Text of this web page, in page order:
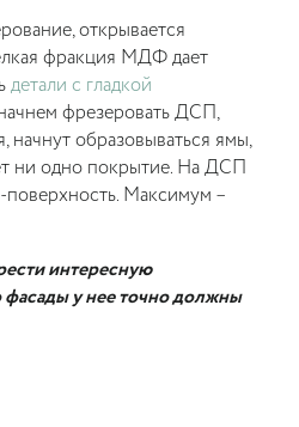
открывается
фракция МДФ дает
детали с гладкой
фрезеровать ДСП,
начнут образовываться ямы,
ни одно покрытие. На ДСП
Максимум –
интересную
фасады у нее точно должны